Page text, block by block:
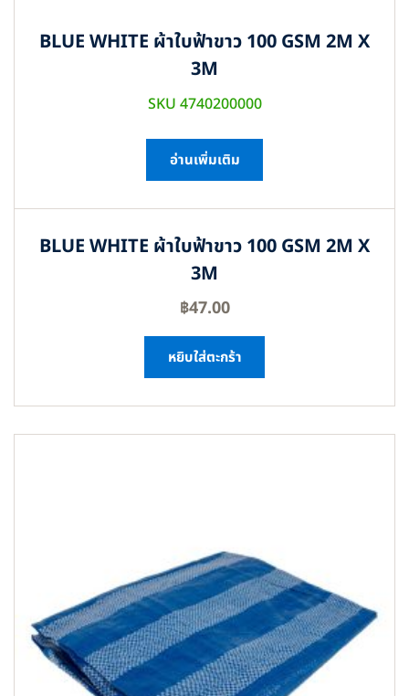
BLUE WHITE ผ้าใบฟ้าขาว 100 GSM 2M X
3M
SKU 4740200000
อ่านเพิ่มเติม
BLUE WHITE ผ้าใบฟ้าขาว 100 GSM 2M X
3M
฿47.00
หยิบใส่ตะกร้า